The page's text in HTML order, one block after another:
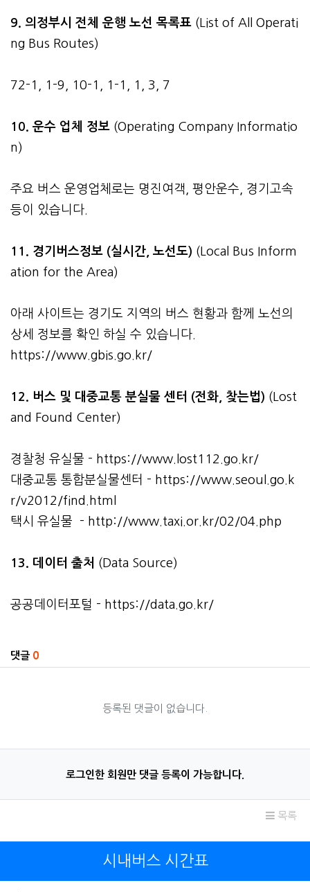
9. 의정부시 전체 운행 노선 목록표 (List of All Operati
ng Bus Routes)
72-1, 1-9, 10-1, 1-1, 1, 3, 7
10. 운수 업체 정보 (Operating Company Informatio
n)
주요 버스 운영업체로는 명진여객, 평안운수, 경기고속
등이 있습니다.
11. 경기버스정보 (실시간, 노선도) (Local Bus Inform
ation for the Area)
아래 사이트는 경기도 지역의 버스 현황과 함께 노선의
상세 정보를 확인 하실 수 있습니다.
https://www.gbis.go.kr/
12. 버스 및 대중교통 분실물 센터 (전화, 찾는법) (Lost
and Found Center)
경찰청 유실물 - https://www.lost112.go.kr/
대중교통 통합분실물센터 - https://www.seoul.go.k
r/v2012/find.html
택시 유실물 - http://www.taxi.or.kr/02/04.php
13. 데이터 출처 (Data Source)
공공데이터포털 - https://data.go.kr/
댓글 0
등록된 댓글이 없습니다.
로그인한 회원만 댓글 등록이 가능합니다.
목록
시내버스 시간표